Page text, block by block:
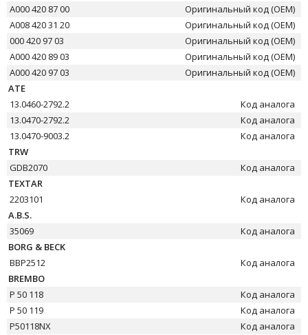
A000 420 87 00
Оригинальный код (OEM)
A008 420 31 20
Оригинальный код (OEM)
000 420 97 03
Оригинальный код (OEM)
A000 420 89 03
Оригинальный код (OEM)
A000 420 97 03
Оригинальный код (OEM)
ATE
13.0460-2792.2
Код аналога
13.0470-2792.2
Код аналога
13.0470-9003.2
Код аналога
TRW
GDB2070
Код аналога
TEXTAR
2203101
Код аналога
A.B.S.
35069
Код аналога
BORG & BECK
BBP2512
Код аналога
BREMBO
P 50 118
Код аналога
P 50 119
Код аналога
P50118NX
Код аналога